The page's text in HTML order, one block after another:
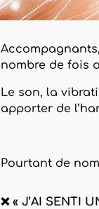
nombre de fois
Le son, la
apporter de
Pourtant de
❌ « J’AI SENTI